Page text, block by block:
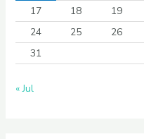
17
18 19
24
25 26
31
« Jul